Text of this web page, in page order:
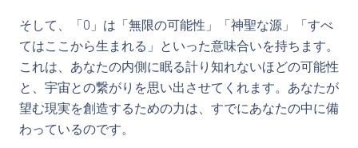
そして、「0」は「無限の可能性」「神聖な源」「すべ
てはここから生まれる」といった意味合いを持ちます。
これは、あなたの内側に眠る計り知れないほどの可能性
と、宇宙との繋がりを思い出させてくれます。あなたが
望む現実を創造するための力は、すでにあなたの中に備
わっているのです。